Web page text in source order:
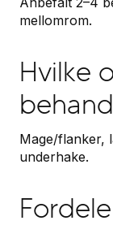
mellomrom.
Hvilke
Mage/flanker,
underhake.